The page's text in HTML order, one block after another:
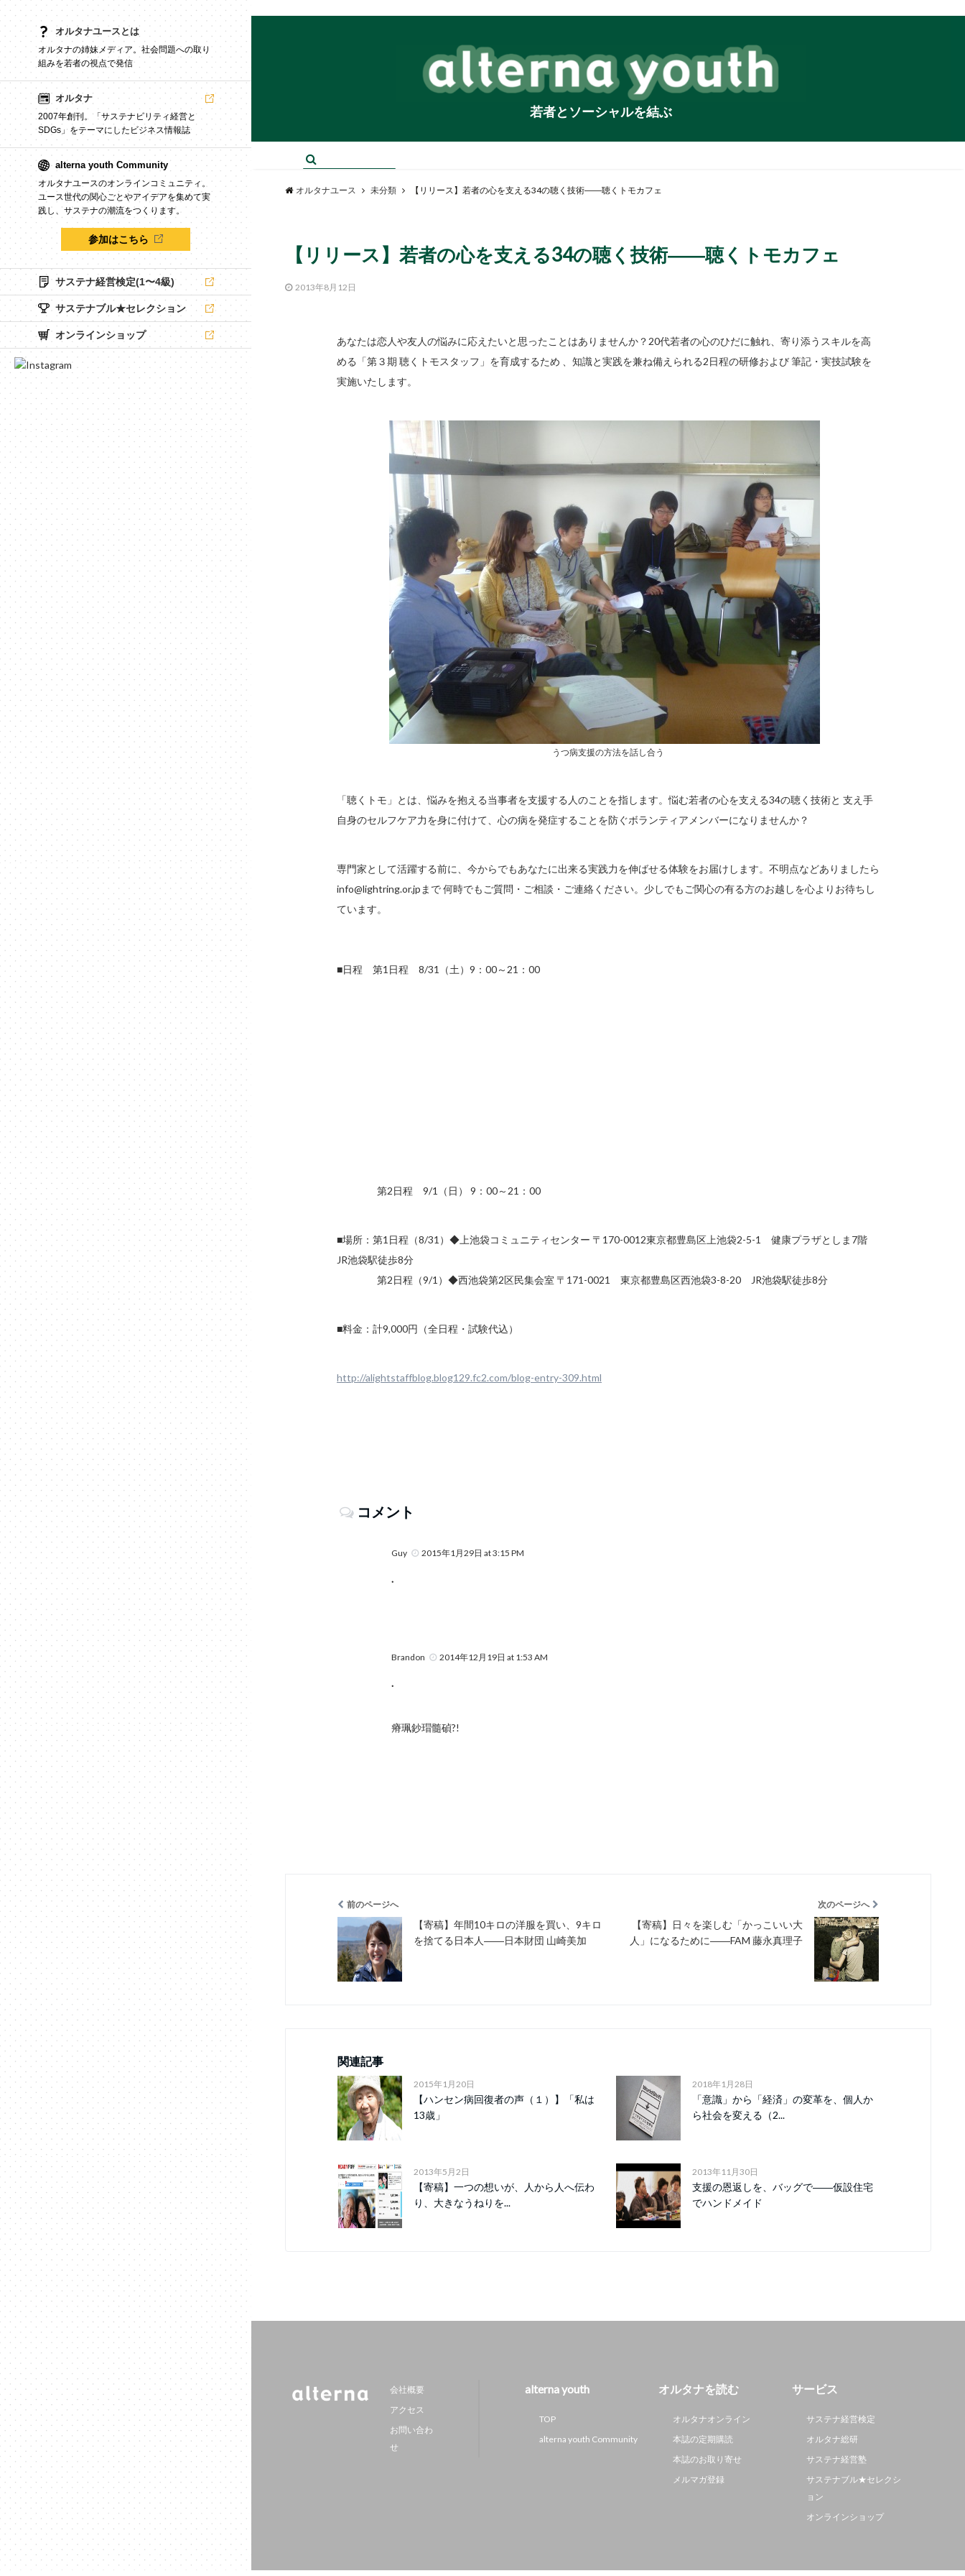
オルタナユースとは
オルタナの姉妹メディア。社会問題への取り
組みを若者の視点で発信
オルタナ
2007年創刊。「サステナビリティ経営と
SDGs」をテーマにしたビジネス情報誌
alterna youth Community
オルタナユースのオンラインコミュニティ。
ユース世代の関心ごとやアイデアを集めて実
践し、サステナの潮流をつくります。
参加はこちら
サステナ経営検定(1〜4級)
サステナブル★セレクション
オンラインショップ
若者とソーシャルを結ぶ
オルタナユース 未分類 【リリース】若者の心を支える34の聴く技術――聴くトモカフェ
【リリース】若者の心を支える34の聴く技術――聴くトモカフェ
2013年8月12日
あなたは恋人や友人の悩みに応えたいと思ったことはありませんか？20代若者の心のひだに触れ、寄り添うスキルを高
める「第３期 聴くトモスタッフ」を育成するため 、知識と実践を兼ね備えられる2日程の研修および 筆記・実技試験を
実施いたします。
うつ病支援の方法を話し合う
「聴くトモ」とは、悩みを抱える当事者を支援する人のことを指します。悩む若者の心を支える34の聴く技術と 支え手
自身のセルフケア力を身に付けて、心の病を発症することを防ぐボランティアメンバーになりませんか？
専門家として活躍する前に、今からでもあなたに出来る実践力を伸ばせる体験をお届けします。不明点などありましたら
info@lightring.or.jpまで 何時でもご質問・ご相談・ご連絡ください。少しでもご関心の有る方のお越しを心よりお待ちし
ています。
■日程 第1日程 8/31（土）9：00～21：00
第2日程 9/1（日） 9：00～21：00
■場所：第1日程（8/31）◆上池袋コミュニティセンター 〒170-0012東京都豊島区上池袋2-5-1 健康プラザとしま7階
JR池袋駅徒歩8分
第2日程（9/1）◆西池袋第2区民集会室 〒171-0021 東京都豊島区西池袋3-8-20 JR池袋駅徒歩8分
■料金：計9,000円（全日程・試験代込）
http://alightstaffblog.blog129.fc2.com/blog-entry-309.html
コメント
Guy 2015年1月29日 at 3:15 PM
.
Brandon 2014年12月19日 at 1:53 AM
.
瘠珮鈔瑁髓碵?!
前のページへ
【寄稿】年間10キロの洋服を買い、9キロ
を捨てる日本人――日本財団 山崎美加
次のページへ
【寄稿】日々を楽しむ「かっこいい大
人」になるために――FAM 藤永真理子
関連記事
2015年1月20日
【ハンセン病回復者の声（１）】「私は
13歳」
2018年1月28日
「意識」から「経済」の変革を、個人か
ら社会を変える（2...
2013年5月2日
【寄稿】一つの想いが、人から人へ伝わ
り、大きなうねりを...
2013年11月30日
支援の恩返しを、バッグで――仮設住宅
でハンドメイド
会社概要
アクセス
お問い合わ
せ
alterna youth
TOP
alterna youth Community
オルタナを読む
オルタナオンライン
本誌の定期購読
本誌のお取り寄せ
メルマガ登録
サービス
サステナ経営検定
オルタナ総研
サステナ経営塾
サステナブル★セレクシ
ョン
オンラインショップ